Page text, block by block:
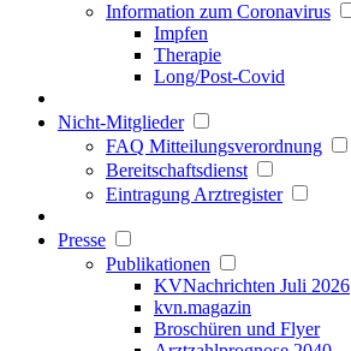
Information zum Coronavirus
Impfen
Therapie
Long/Post-Covid
Nicht-Mitglieder
FAQ Mitteilungsverordnung
Bereitschaftsdienst
Eintragung Arztregister
Presse
Publikationen
KVNachrichten Juli 2026
kvn.magazin
Broschüren und Flyer